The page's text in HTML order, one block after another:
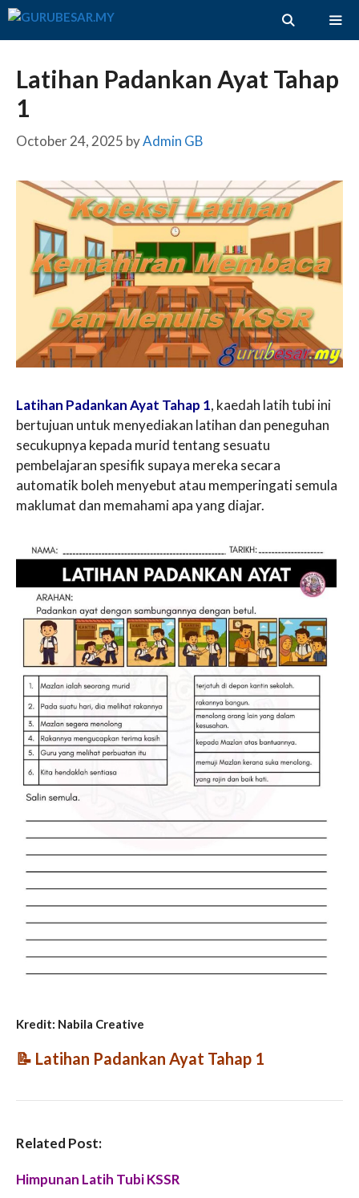
Skip
Latihan Padankan Ayat Tahap
1
October 24, 2025 byAdmin GB
Latihan Padankan Ayat Tahap 1, kaedah latih tubi ini
bertujuan untuk menyediakan latihan dan peneguhan
secukupnya kepada murid tentang sesuatu
pembelajaran spesifik supaya mereka secara
automatik boleh menyebut atau memperingati semula
maklumat dan memahami apa yang diajar.
Kredit: Nabila Creative
📝 Latihan Padankan Ayat Tahap 1
Related Post:
Himpunan Latih Tubi KSSR